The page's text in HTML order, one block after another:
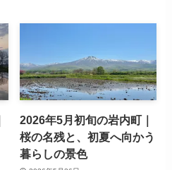
2026年5月初旬の岩内町｜
桜の名残と、初夏へ向かう
暮らしの景色